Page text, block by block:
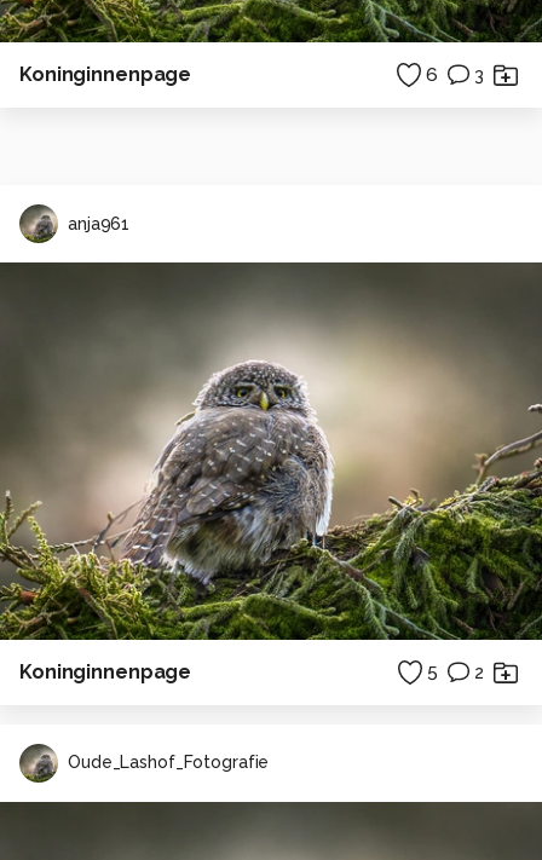
Koninginnenpage 6 3
anja961
Koninginnenpage 5 2
Oude_Lashof_Fotografie